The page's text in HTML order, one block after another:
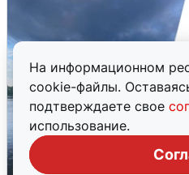
На информационном
cookie-файлы.
подтверждаете свое
использование.